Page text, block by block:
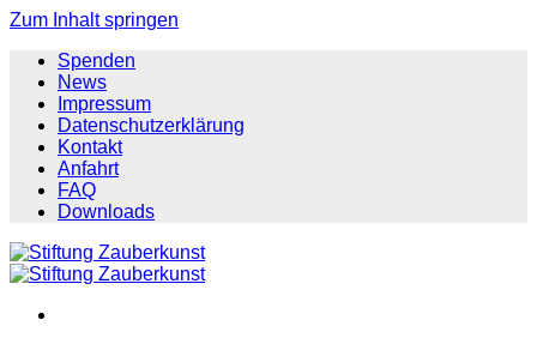
Zum Inhalt springen
Spenden
News
Impressum
Datenschutzerklärung
Kontakt
Anfahrt
FAQ
Downloads